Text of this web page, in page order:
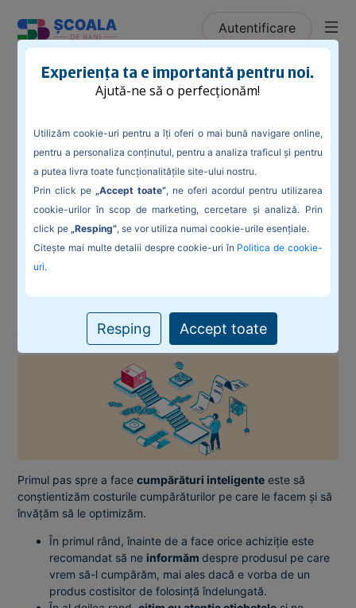
Autentificare
Blog / Plan pentru noul an: cumpărături cu cap
Plan pentru noul an: cumpărături cu cap
De multe ori cumpărăturile reprezintă dușmanul bugetului
personal, mai ales atunci când alegem să le facem din impuls
sau când nu ne informăm suficient despre produsele pe care
vrem să le achiziționăm și facem alegeri greșite.
Cu siguranță în acest an ne-am dat seama că, de multe ori,
altfel? E nevoie doar de puțină planificare și dorința de a
îmbunătăți modul în care cumpărăm.
Primul pas spre a facecumpărături inteligente este să
conștientizăm costurile cumpărăturilor pe care le facem și să
învățăm să le optimizăm.
În primul rând, înainte de a face orice achiziție este
recomandat să ne informămdespre produsul pe care
vrem să-l cumpărăm, mai ales dacă e vorba de un
produs costisitor de folosință îndelungată.
Experiența ta e importantă pentru noi.
Ajută-ne să o perfecționăm!
Utilizăm cookie-uri pentru a îți oferi o mai bună navigare online,
pentru a personaliza conținutul, pentru a analiza traficul și pentru
a putea livra toate funcționalitățile site-ului nostru.
Prin click pe
„Accept toate”, ne oferi acordul pentru utilizarea
cookie-urilor în scop de marketing, cercetare și analiză. Prin
click pe „Resping”, se vor utiliza numai cookie-urile esențiale.
Citește mai multe detalii despre cookie-uri în Politica de cookie-
uri.
Resping Accept toate